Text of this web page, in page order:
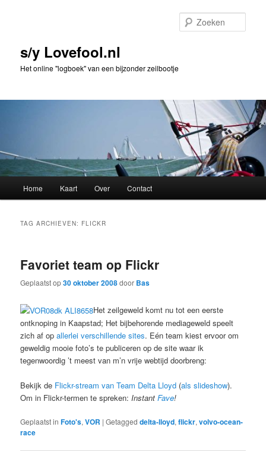
inhoud
inhouds/y Lovefool.nl
Het online "logboek" van een bijzonder zeilbootje
Home Kaart Over Contact
TAG ARCHIEVEN: FLICKR
Favoriet team op Flickr
Geplaatst op30 oktober 2008door Bas
Het zeilgeweld komt nu tot een eerste
ontknoping in Kaapstad; Het bijbehorende mediageweld speelt
zich af opallerlei verschillende sites. Eén team kiest ervoor om
geweldig mooie foto’s te publiceren op de site waar ik
tegenwoordig ’t meest van m’n vrije webtijd doorbreng:
Bekijk de Flickr-stream van Team Delta Lloyd (als slideshow).
Om in Flickr-termen te spreken: InstantFave!
Geplaatst in Foto's,VOR |Getagged delta-lloyd,flickr,volvo-ocean-
race